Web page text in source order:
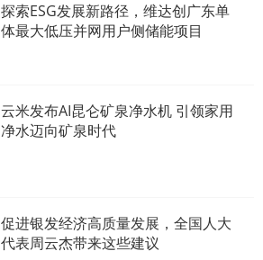
探索ESG发展新路径，维达创广东单
体最大低压并网用户侧储能项目
云米发布AI昆仑矿泉净水机 引领家用
净水迈向矿泉时代
促进银发经济高质量发展，全国人大
代表周云杰带来这些建议